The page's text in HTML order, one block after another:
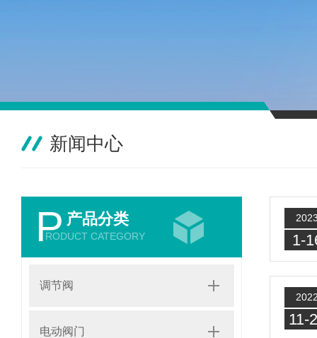
新闻中心
P 产品分类
RODUCT CATEGORY
调节阀
电动阀门
1-
11-